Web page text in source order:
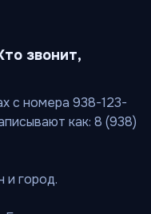
звонит,
с номера 938-123-
как: 8 (938)
и город.